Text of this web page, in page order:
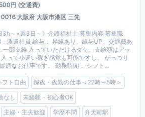
円 (交通費)
大阪府 大阪市港区 三先
3h～×週3日～》介護福祉士 募集内容 募集職
派遣社員 給与： 昇給あり、給与UP、交通費あ
部支給 入っていただけるダケ、支給額はアッ
って小遣い稼ぎ感覚も可能ですし、 がっつり
適なお仕事です。 勤務時間： シフト...
フト自由
深夜・夜勤の仕事＜22時～5時＞
なし
未経験・初心者OK
主婦・主夫歓迎 学歴不問
弁天町駅